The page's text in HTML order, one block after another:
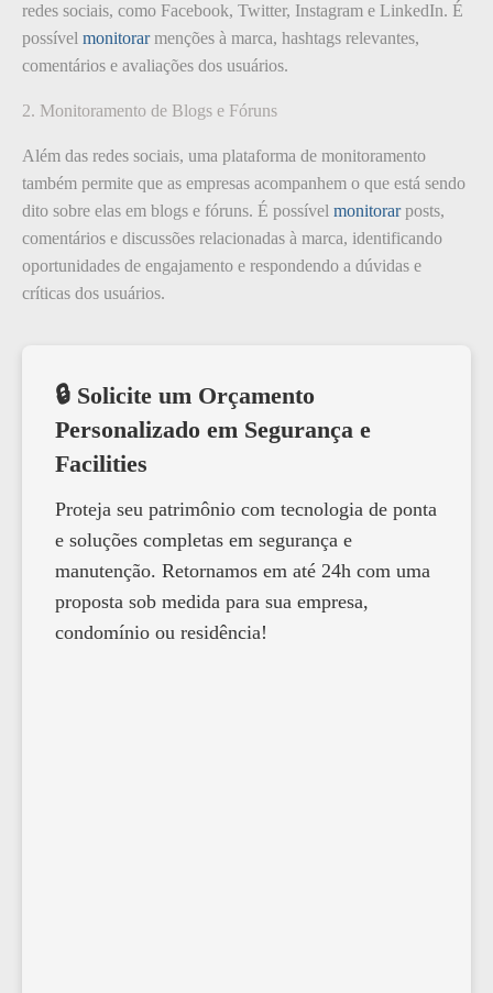
redes sociais, como Facebook, Twitter, Instagram e LinkedIn. É
possível monitorarmenções à marca, hashtags relevantes,
comentários e avaliações dos usuários.
2. Monitoramento de Blogs e Fóruns
Além das redes sociais, uma plataforma de monitoramento
também permite que as empresas acompanhem o que está sendo
dito sobre elas em blogs e fóruns. É possível monitorarposts,
comentários e discussões relacionadas à marca, identificando
oportunidades de engajamento e respondendo a dúvidas e
críticas dos usuários.
🔒 Solicite um Orçamento
Personalizado em Segurança e
Facilities
Proteja seu patrimônio com tecnologia de ponta
e soluções completas em segurança e
manutenção. Retornamos em até 24h com uma
proposta sob medida para sua empresa,
condomínio ou residência!